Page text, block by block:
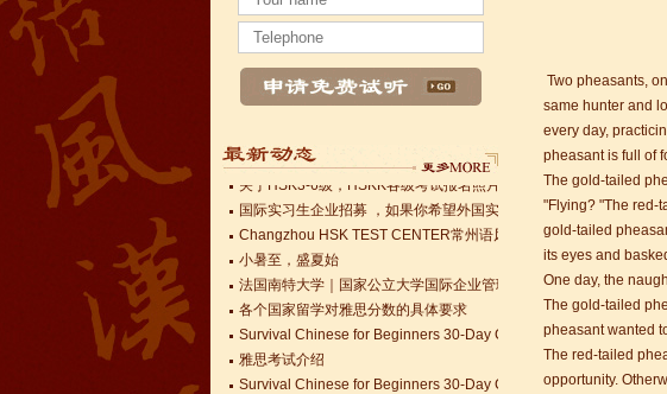
法国南特大学｜国家公立大学国际企业管理硕士 + 跨文化职场通行
各个国家留学对雅思分数的具体要求
雅思考试介绍
Survival Chinese for Beginners 30-Day Challenge day 2
Survival Chinese for Beginners 30-Day Challenge day 1
关于HSK3-6级，HSKK各级考试报名照片的通知
国际实习生企业招募 ，如果你希望外国实习生到你的公司工作，请
Changzhou HSK TEST CENTER常州语风HSK考点正式对外开考
小暑至，盛夏始
法国南特大学｜国家公立大学国际企业管理硕士 + 跨文化职场通行
各个国家留学对雅思分数的具体要求
Survival Chinese for Beginners 30-Day Challenge day 3
雅思考试介绍
Survival Chinese for Beginners 30-Day Challenge day 2
Survival Chinese for Beginners 30-Day Challenge day 1
语风汉语无锡校 Zack
我叫Zack,我是法国人，无锡语风汉教中
心是一个学习中国文化和对外汉语的好
地方，我在语风汉语学习到非常多的汉
语知识和赵国文化...
Two pheasants,
same hunter and
every day,
pheasant is full of
The gold-tailed
"Flying? "The red-
gold-tailed
its eyes and
One day, the
The gold-tailed
pheasant wanted
The red-tailed
opportunity.